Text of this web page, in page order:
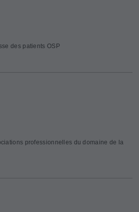
des patients OSP
professionnelles du domaine de la